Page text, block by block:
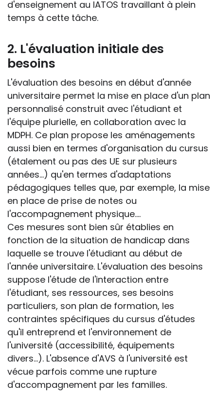
d'enseignement au IATOS travaillant à plein
temps à cette tâche.
2. L'évaluation initiale des
besoins
L'évaluation des besoins en début d'année
universitaire permet la mise en place d'un plan
personnalisé construit avec l'étudiant et
l'équipe plurielle, en collaboration avec la
MDPH. Ce plan propose les aménagements
aussi bien en termes d'organisation du cursus
(étalement ou pas des UE sur plusieurs
années...) qu'en termes d'adaptations
pédagogiques telles que, par exemple, la mise
en place de prise de notes ou
l'accompagnement physique....
Ces mesures sont bien sûr établies en
fonction de la situation de handicap dans
laquelle se trouve l'étudiant au début de
l'année universitaire. L'évaluation des besoins
suppose l'étude de l'interaction entre
l'étudiant, ses ressources, ses besoins
particuliers, son plan de formation, les
contraintes spécifiques du cursus d'études
qu'il entreprend et l'environnement de
l'université (accessibilité, équipements
divers...). L'absence d'AVS à l'université est
vécue parfois comme une rupture
d'accompagnement par les familles.